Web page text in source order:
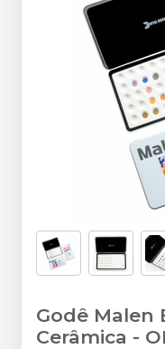
Godê Malen
Cerâmica -